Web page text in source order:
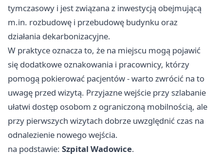
tymczasowy i jest związana z inwestycją obejmującą
m.in. rozbudowę i przebudowę budynku oraz
działania dekarbonizacyjne.
W praktyce oznacza to, że na miejscu mogą pojawić
się dodatkowe oznakowania i pracownicy, którzy
pomogą pokierować pacjentów - warto zwrócić na to
uwagę przed wizytą. Przyjazne wejście przy szlabanie
ułatwi dostęp osobom z ograniczoną mobilnością, ale
przy pierwszych wizytach dobrze uwzględnić czas na
odnalezienie nowego wejścia.
na podstawie: Szpital Wadowice.